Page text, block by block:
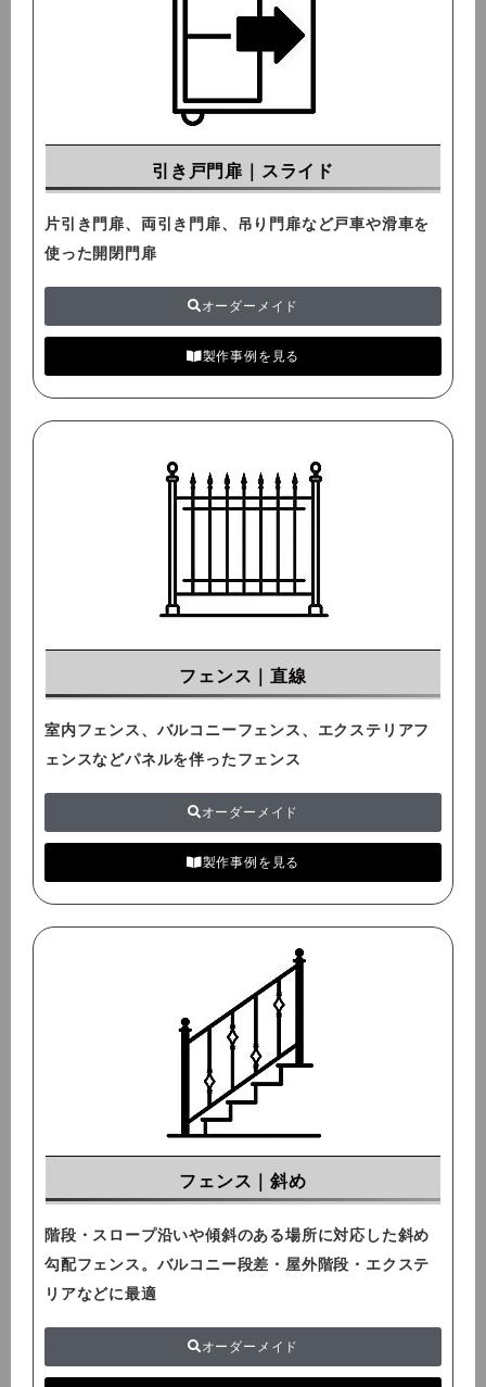
引き戸門扉｜スライド
片引き門扉、両引き門扉、吊り門扉など戸車や滑車を
使った開閉門扉
オーダーメイド
製作事例を見る
フェンス｜直線
室内フェンス、バルコニーフェンス、エクステリアフ
ェンスなどパネルを伴ったフェンス
オーダーメイド
製作事例を見る
フェンス｜斜め
階段・スロープ沿いや傾斜のある場所に対応した斜め
勾配フェンス。バルコニー段差・屋外階段・エクステ
リアなどに最適
オーダーメイド